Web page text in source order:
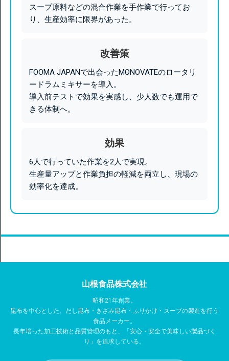
スープ原料などの混合作業を手作業で行ってお
り、生産効率に限界があった。
改善策
FOOMA JAPANで出会ったMONOVATEのロータリ
ードラムミキサーを導入。
導入前テストで効果を実感し、少人数でも運用で
きる体制へ。
効果
6人で行っていた作業を2人で実現。
生産量アップと作業負担の軽減を両立し、現場の
効率化を達成。
山根食品株式会社
昭和21年創業。
昆布を中心とした、だし昆布・きざみ昆布・ふりかけ・スープの製造を行う
食品メーカー。
長年培った加工技術と品質管理のもと、「安心・安全で美味しい製品づく
り」を追求している。